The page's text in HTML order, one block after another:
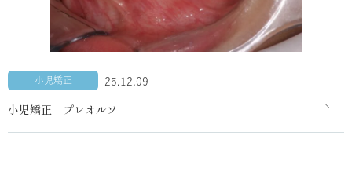
小児矯正 25.12.09
小児矯正 プレオルソ